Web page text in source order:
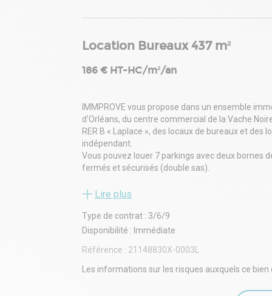
Location Bureaux 437 m²
186 € HT-HC/m²/an
IMMPROVE vous propose dans un ensemble
d'Orléans, du centre commercial de la Vache
RER B « Laplace », des locaux de bureaux et
indépendant.
Vous pouvez louer 7 parkings avec deux bornes
fermés et sécurisés (double sas).
50 m² environ. le plateau est en excellent état et
. Immeuble restructuré de bureaux indépendants
. Façade en pierre de taille
. Fibre optique
. Interphone / Digicode.
Bâtiment D : RDC / 1er étage et Sous- sol de
Lire plus
Type de contrat : 3/6/9
Disponibilité : Immédiate
Référence : 21148830X-0003L
Les informations sur les risques auxquels ce